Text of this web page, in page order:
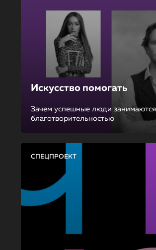
Искусство помогать
Зачем успешные люди занимаются
благотворительностью
СПЕЦПРОЕКТ